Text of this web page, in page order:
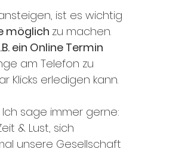
ist es wichtig
möglich zu machen.
ein Online Termin
am Telefon zu
erledigen kann.
Ich sage immer gerne:
& Lust, sich
unsere Gesellschaft